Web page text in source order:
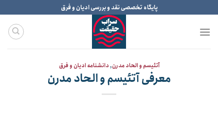
to
content
پایگاه تخصصی نقد و بررسی ادیان و فرق
آتئیسم و الحاد مدرن,دانشنامه ادیان و فرق
معرفی آتئیسم و الحاد مدرن